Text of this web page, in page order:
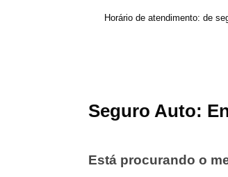
Horário de atendimento: de
Seguro Auto:
Está procurando o